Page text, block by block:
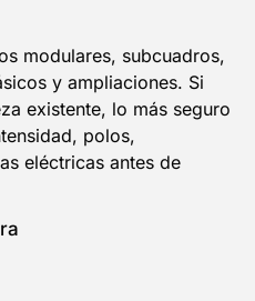
modulares, subcuadros,
y ampliaciones. Si
existente, lo más seguro
polos,
eléctricas antes de